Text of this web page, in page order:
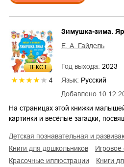
ТЕКСТ
4
Добавлено
Зимушка-зима.
Е. А. Гайдель
Год выхода: 2023
Язык: Русский
На страницах этой книжки
картинки и весёлые загадки,
детская познавательная и
книги для дошкольников
красочные иллюстрации
книги